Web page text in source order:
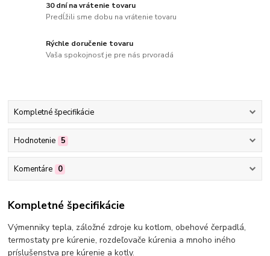
30 dní na vrátenie tovaru
Predĺžili sme dobu na vrátenie tovaru
Rýchle doručenie tovaru
Vaša spokojnosť je pre nás prvoradá
Kompletné špecifikácie
Hodnotenie 5
Komentáre 0
Kompletné špecifikácie
Výmenniky tepla, záložné zdroje ku kotlom, obehové čerpadlá,
termostaty pre kúrenie, rozdeľovače kúrenia a mnoho iného
príslušenstva pre kúrenie a kotly.